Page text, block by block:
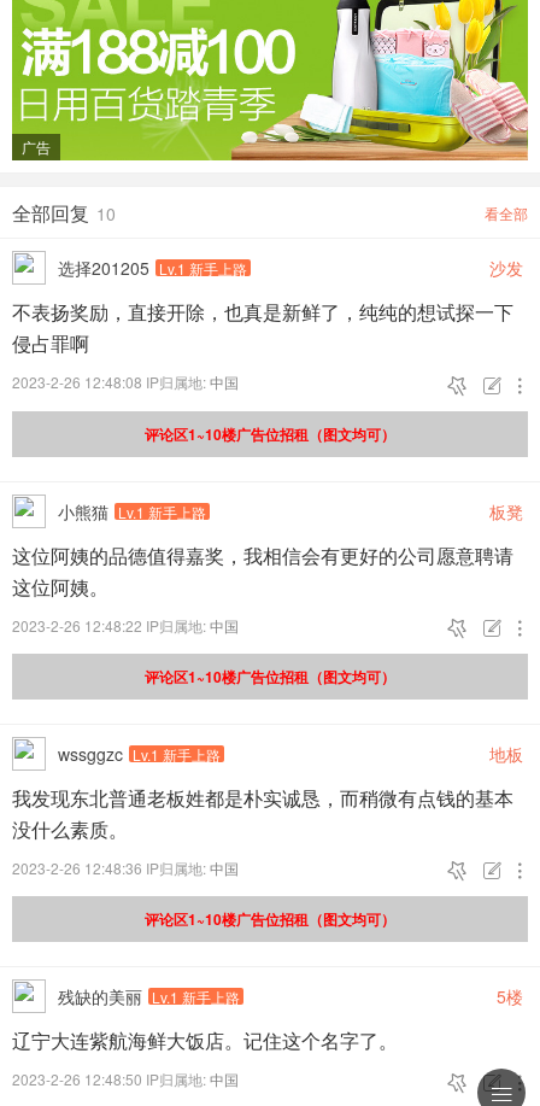
广告
全部回复 10 看全部
选择201205 Lv.1 新手上路 沙发
不表扬奖励，直接开除，也真是新鲜了，纯纯的想试探一下
侵占罪啊
2023-2-26 12:48:08 IP归属地:中国   
评论区1~10楼广告位招租（图文均可）
小熊猫 Lv.1 新手上路 板凳
这位阿姨的品德值得嘉奖，我相信会有更好的公司愿意聘请
这位阿姨。
2023-2-26 12:48:22 IP归属地:中国   
评论区1~10楼广告位招租（图文均可）
wssggzc Lv.1 新手上路 地板
我发现东北普通老板姓都是朴实诚恳，而稍微有点钱的基本
没什么素质。
2023-2-26 12:48:36 IP归属地:中国   
评论区1~10楼广告位招租（图文均可）
残缺的美丽 Lv.1 新手上路 5楼
辽宁大连紫航海鲜大饭店。记住这个名字了。
2023-2-26 12:48:50 IP归属地:中国   
